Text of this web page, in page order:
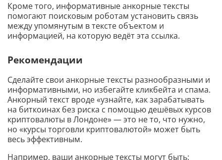
Кроме того, информативные анкорные тексты
помогают поисковым роботам установить связь
между упомянутым в тексте объектом и
информацией, на которую ведёт эта ссылка.
Рекомендации
Сделайте свои анкорные тексты разнообразными и
информативными, но избегайте кликбейта и спама.
Анкорный текст вроде «узнайте, как зарабатывать
на биткоинах без риска с помощью дешёвых курсов
криптовалюты в Лондоне» — это не то, что нужно,
но «курсы торговли криптовалютой» может быть
весь эффективным.
Например, ваши анкорные тексты могут быть: